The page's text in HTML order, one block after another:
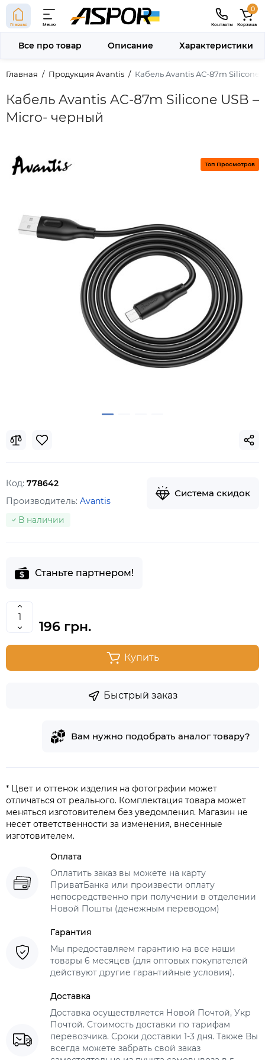
Главная Меню Контакты
0
Корзина
Главная Продукция Avantis Кабель Avantis AC-87m Silicone
Кабель Avantis AC-87m Silicone USB –
Micro- черный
Все про товар Описание Характеристики
Топ Просмотров
Код: 778642
Производитель: Avantis
В наличии
Система скидок
Станьте партнером!
196 грн.
Купить
Быстрый заказ
Вам нужно подобрать аналог товару?
* Цвет и оттенок изделия на фотографии может
отличаться от реального. Комплектация товара может
меняться изготовителем без уведомления. Магазин не
несет ответственности за изменения, внесенные
изготовителем.
Оплата
Оплатить заказ вы можете на карту
ПриватБанка или произвести оплату
непосредственно при получении в отделении
Новой Пошты (денежным переводом)
Гарантия
Мы предоставляем гарантию на все наши
товары 6 месяцев (для оптовых покупателей
действуют другие гарантийные условия).
Доставка
Доставка осуществляется Новой Почтой, Укр
Почтой. Стоимость доставки по тарифам
перевозчика. Сроки доставки 1-3 дня. Также Вы
всегда можете забрать свой заказ